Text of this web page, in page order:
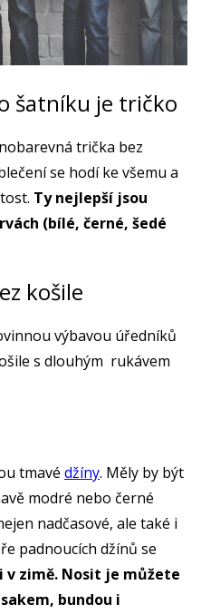
šatníku je tričko
trička bez
se hodí ke všemu a
Ty nejlepší jsou
(bílé, černé, šedé
košile
výbavou úředníků
s dlouhým rukávem
tmavé džíny. Měly by být
modré nebo černé
nadčasové, ale také i
padnoucích džínů se
v zimě. Nosit je můžete
bundou i